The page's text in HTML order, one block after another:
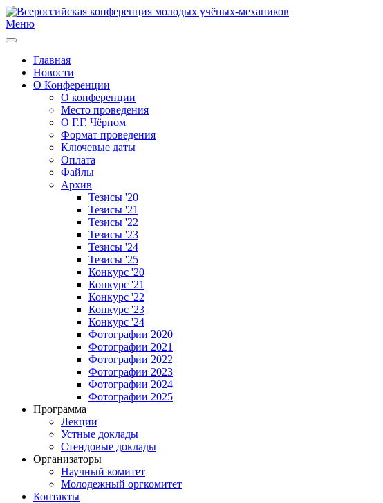
Меню
Главная
Новости
О Конференции
О конференции
Место проведения
О Г.Г. Чёрном
Формат проведения
Ключевые даты
Оплата
Файлы
Архив
Тезисы '20
Тезисы '21
Тезисы '22
Тезисы '23
Тезисы '24
Тезисы '25
Конкурс '20
Конкурс '21
Конкурс '22
Конкурс '23
Конкурс '24
Фотографии 2020
Фотографии 2021
Фотографии 2022
Фотографии 2023
Фотографии 2024
Фотографии 2025
Программа
Лекции
Устные доклады
Стендовые доклады
Организаторы
Научный комитет
Молодежный оргкомитет
Контакты